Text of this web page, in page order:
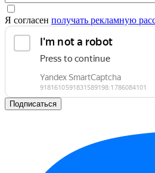
Я согласен получать рекламную